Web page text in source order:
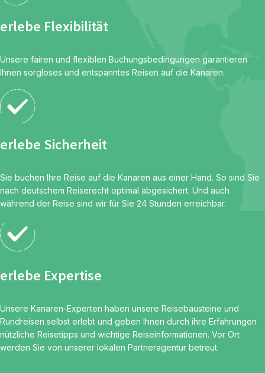
erlebe Flexibilität
Unsere fairen und flexiblen Buchungsbedingungen garantieren
Ihnen sorgloses und entspanntes Reisen auf die Kanaren.
erlebe Sicherheit
Sie buchen Ihre Reise auf die Kanaren aus einer Hand. So sind Sie
nach deutschem Reiserecht optimal abgesichert. Und auch
während der Reise sind wir für Sie 24 Stunden erreichbar.
erlebe Expertise
Unsere Kanaren-Experten haben unsere Reisebausteine und
Rundreisen selbst erlebt und geben Ihnen durch ihre Erfahrungen
nützliche Reisetipps und wichtige Reiseinformationen. Vor Ort
werden Sie von unserer lokalen Partneragentur betreut.